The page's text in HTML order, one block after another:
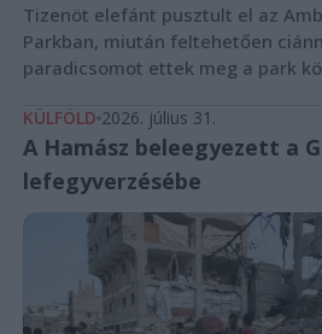
Tizenöt elefánt pusztult el az
Parkban, miután feltehetően
paradicsomot ettek meg a park
KÜLFÖLD 2026. július 31.
A Hamász beleegyezett a
lefegyverzésébe